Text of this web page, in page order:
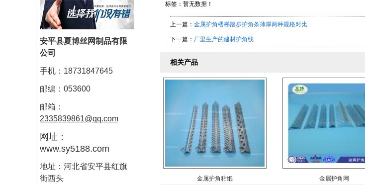
安平县夏博丝网制品有限
公司
手机：18731847645
邮编：053600
邮箱：
2335839861@qq.com
网址：
www.sy5188.com
地址：河北省安平县红旗
街西头
标签：暂无数据！
上一篇： 金属护角楼梯踏步护角条薄厚两种规格对比
下一篇： 厂里生产的建材护角线
相关产品
金属护角粘纸 金属护角网